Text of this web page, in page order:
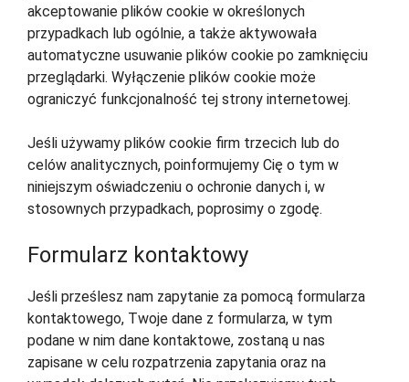
akceptowanie plików cookie w określonych
przypadkach lub ogólnie, a także aktywowała
automatyczne usuwanie plików cookie po zamknięciu
przeglądarki. Wyłączenie plików cookie może
ograniczyć funkcjonalność tej strony internetowej.
Jeśli używamy plików cookie firm trzecich lub do
celów analitycznych, poinformujemy Cię o tym w
niniejszym oświadczeniu o ochronie danych i, w
stosownych przypadkach, poprosimy o zgodę.
Formularz kontaktowy
Jeśli prześlesz nam zapytanie za pomocą formularza
kontaktowego, Twoje dane z formularza, w tym
podane w nim dane kontaktowe, zostaną u nas
zapisane w celu rozpatrzenia zapytania oraz na